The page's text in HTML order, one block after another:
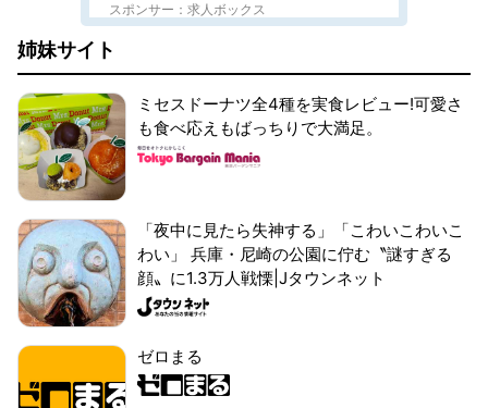
スポンサー：求人ボックス
姉妹サイト
ミセスドーナツ全4種を実食レビュー!可愛さ
も食べ応えもばっちりで大満足。
「夜中に見たら失神する」「こわいこわいこ
わい」 兵庫・尼崎の公園に佇む〝謎すぎる
顔〟に1.3万人戦慄|Jタウンネット
ゼロまる